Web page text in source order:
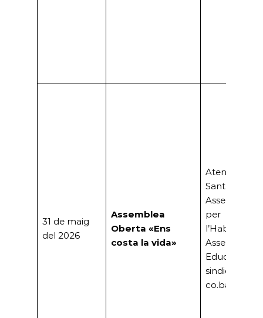
31 de maig
del 2026
Assemblea
Oberta «Ens
costa la vida»
Ateneu
Santboià,
Assemblea
per
l’Habitatge,
Assemblea
Educativa i
sindicats
co.bas)